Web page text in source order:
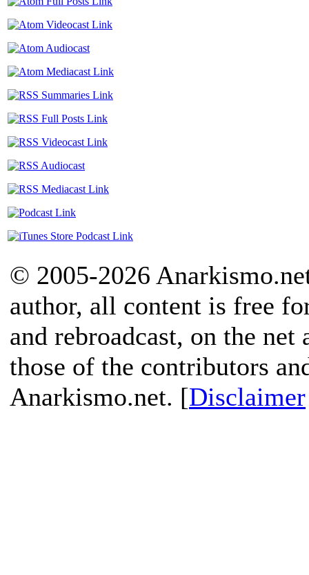
© 2005-2026
author, all content is free
and rebroadcast, on the
those of the contributors
Anarkismo.net. [Disclaimer